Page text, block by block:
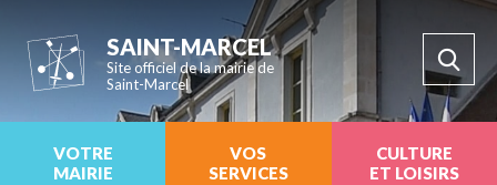
SAINT-MARCEL
Site officiel de la mairie de
Saint-Marcel
VOTRE
MAIRIE
VOS
SERVICES
CULTURE
ET LOISIRS